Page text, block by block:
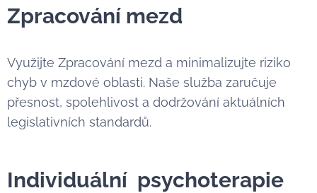
Zpracování mezd
Využijte Zpracování mezd a minimalizujte riziko
chyb v mzdové oblasti. Naše služba zaručuje
přesnost, spolehlivost a dodržování aktuálních
legislativních standardů.
Individuální psychoterapie